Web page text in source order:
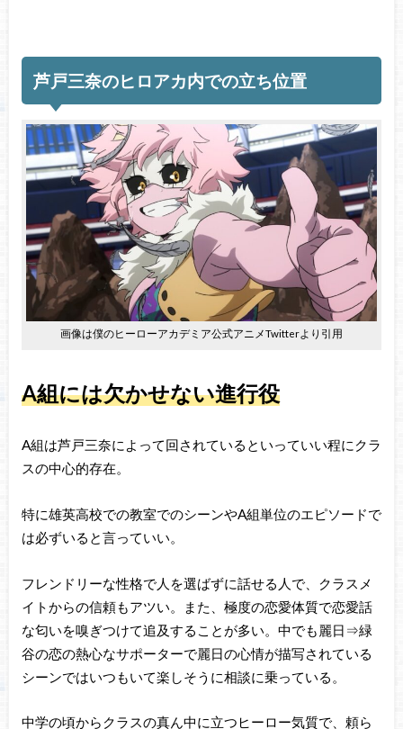
芦戸三奈のヒロアカ内での立ち位置
画像は僕のヒーローアカデミア公式アニメTwitterより引用
A組には欠かせない進行役
A組は芦戸三奈によって回されているといっていい程にクラ
スの中心的存在。
特に雄英高校での教室でのシーンやA組単位のエピソードで
は必ずいると言っていい。
フレンドリーな性格で人を選ばずに話せる人で、クラスメ
イトからの信頼もアツい。また、極度の恋愛体質で恋愛話
な匂いを嗅ぎつけて追及することが多い。中でも麗日⇒緑
谷の恋の熱心なサポーターで麗日の心情が描写されている
シーンではいつもいて楽しそうに相談に乗っている。
中学の頃からクラスの真ん中に立つヒーロー気質で、頼ら